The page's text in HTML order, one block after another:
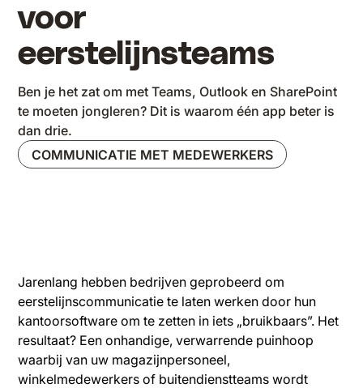
voor
eerstelijnsteams
Ben je het zat om met Teams, Outlook en SharePoint
te moeten jongleren? Dit is waarom één app beter is
dan drie.
COMMUNICATIE MET MEDEWERKERS
Jarenlang hebben bedrijven geprobeerd om
eerstelijnscommunicatie te laten werken door hun
kantoorsoftware om te zetten in iets „bruikbaars”. Het
resultaat? Een onhandige, verwarrende puinhoop
waarbij van uw magazijnpersoneel,
winkelmedewerkers of buitendienstteams wordt